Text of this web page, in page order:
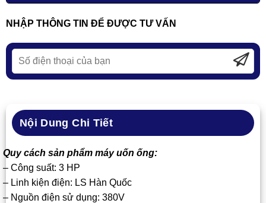
NHẬP THÔNG TIN ĐỂ ĐƯỢC TƯ VẤN
Nội Dung Chi Tiết
Quy cách sản phẩm máy uốn ống:
– Công suất: 3 HP
– Linh kiện điện: LS Hàn Quốc
– Nguồn điện sử dụng: 380V